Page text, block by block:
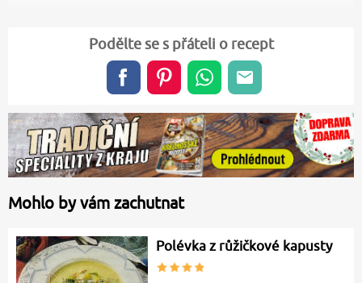
Podělte se s přáteli o recept
Mohlo by vám zachutnat
Polévka z růžičkové kapusty